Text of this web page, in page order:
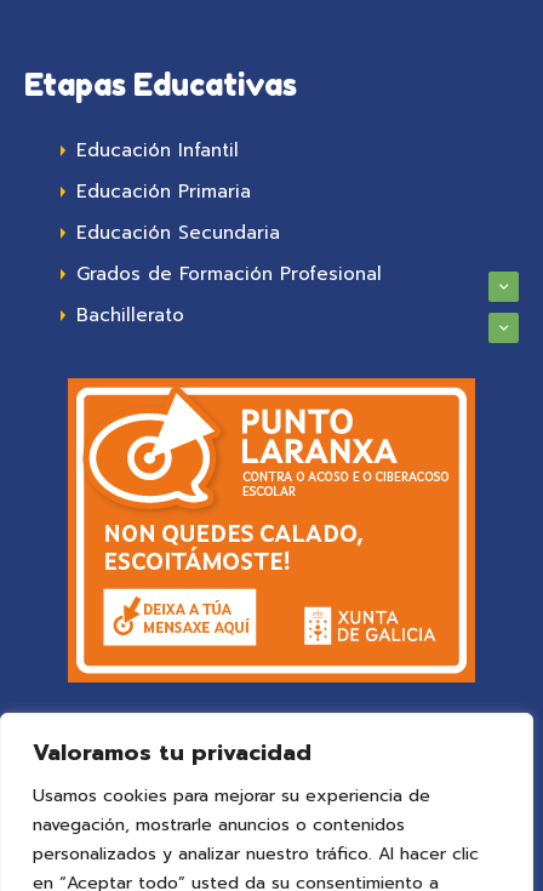
Valoramos tu privacidad
Usamos cookies para mejorar su experiencia de
navegación, mostrarle anuncios o contenidos
personalizados y analizar nuestro tráfico. Al hacer clic
en “Aceptar todo” usted da su consentimiento a
Etapas Educativas
Educación Infantil
Educación Primaria
Educación Secundaria
Grados de Formación Profesional
Bachillerato